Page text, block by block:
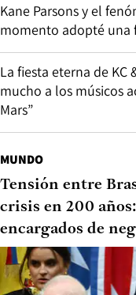
Kane Parsons y el
momento adopté una
La fiesta eterna de
mucho a los músicos
Mars”
MUNDO
Tensión entre
crisis en 200
encargados de